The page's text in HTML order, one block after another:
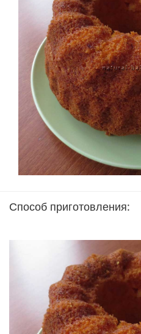
Способ приготовления: